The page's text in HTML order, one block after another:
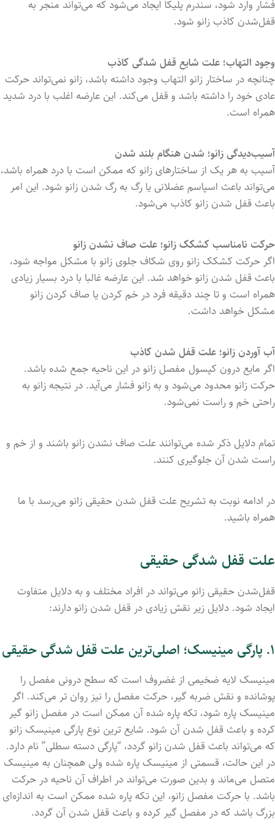
فشار وارد شود، سندرم پلیکا ایجاد می‌‌‌شود که می‌‌‌تواند منجر به
قفل‌شدن کاذب زانو شود.
وجود التهاب؛ علت شایع قفل شدگی کاذب
چنانچه در ساختار زانو التهاب وجود داشته باشد، زانو نمی‌تواند حرکت
عادی خود را داشته باشد و قفل می‌‌‌کند. این عارضه اغلب با درد شدید
همراه است.
آسیب‌دیدگی زانو؛ شدن هنگام بلند شدن
آسیب به هر یک از ساختارهای زانو که ممکن است با درد همراه باشد،
می‌تواند باعث اسپاسم عضلانی یا رگ به رگ شدن زانو شود. این امر
باعث قفل شدن زانو کاذب می‌شود.
حرکت نامناسب کشکک زانو؛ علت صاف نشدن زانو
اگر حرکت کشکک زانو روی شکاف جلوی زانو با مشکل مواجه شود،
باعث قفل شدن زانو خواهد شد. این عارضه غالبا با درد بسیار زیادی
همراه است و تا چند دقیقه فرد در خم‌ کردن یا صاف ‌کردن زانو
مشکل خواهد داشت.
آب آورد‌ن زانو؛ علت قفل شد‌ن کاذب
اگر مایع درون کپسول مفصل زانو در این ناحیه جمع شد‌ه باشد.
حرکت زانو محدود می‌‌‌شود و به زانو فشار می‌آید. در نتیجه زانو به‌
راحتی خم و راست نمی‌شود.
تمام دلایل ذکر شد‌ه می‌توانند علت صاف‌ نشد‌ن زانو باشند و از خم و
راست شد‌‌ن آن جلوگیری کنند.
در ادامه نوبت به تشریح علت قفل شد‌ن حقیقی زانو می‌رسد با ما
همراه باشید‌.
علت قفل شدگی حقیقی
قفل‌شدن حقیقی زانو می‌تواند در افراد مختلف و به دلایل متفاوت
ایجاد شود. دلایل زیر نقش زیادی در قفل‌ شدن زانو دارند:
۱. پارگی مینیسک؛ اصلی‌ترین علت قفل شدگی حقیقی
مینیسک لایه ضخیمی از غضروف است که سطح درونی مفصل را
پوشاند‌ه و نقش ضربه گیر، حرکت مفصل را نیز روان تر می‌کند. اگر
مینیسک پار‌ه شود، تکه پار‌ه شد‌ه آن ممکن است در مفصل زانو گیر
کرد‌ه و باعث قفل شد‌ن آن شود. شایع ترین نوع پارگی مینیسک زانو
که می‌تواند باعث قفل شدن زانو گردد، “پارگی دسته سطلی” نام دارد.
در این حالت، قسمتی از مینیسک پاره شد‌ه ولی همچنان به مینیسک
متصل می‌ماند و بدین صورت می‌تواند در اطراف آن ناحیه در حرکت
باشد. با حرکت مفصل زانو، این تکه پاره شد‌ه ممکن است به اندازه‌ای
بزرگ باشد که در مفصل گیر کرد‌ه و باعث قفل شدن آن گردد.